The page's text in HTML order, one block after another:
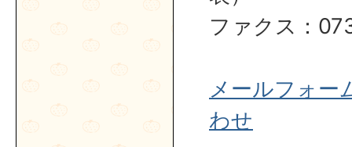
ファクス：
メールフォー
わせ